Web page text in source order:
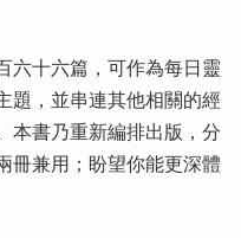
六十六篇，可作為每日靈
題，並串連其他相關的經
本書乃重新編排出版，分
冊兼用；盼望你能更深體